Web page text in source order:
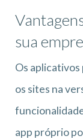
sua
Os aplicativos
os sites na
app próprio